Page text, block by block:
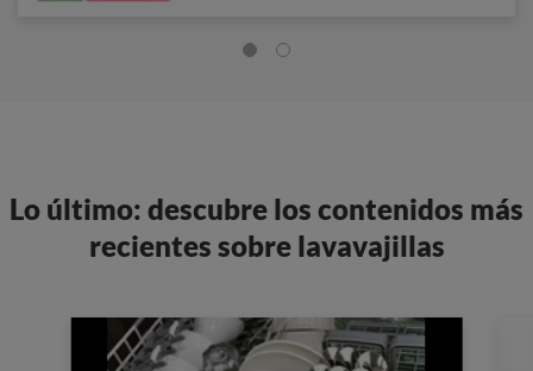
Lo último: descubre los contenidos más
recientes sobre lavavajillas